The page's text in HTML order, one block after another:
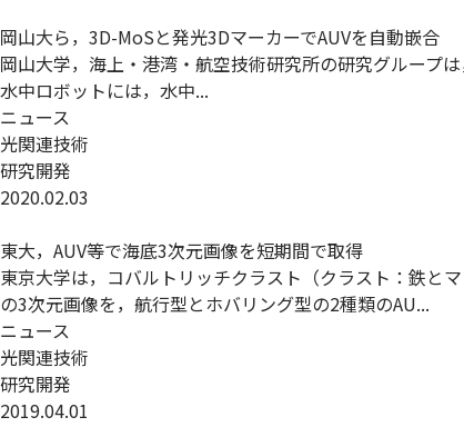
岡山大ら，3D-MoSと発光3DマーカーでAUVを自動嵌合
岡山大学，海上・港湾・航空技術研究所の研究グループ
水中ロボットには，水中...
ニュース
光関連技術
研究開発
2020.02.03
東大，AUV等で海底3次元画像を短期間で取得
東京大学は，コバルトリッチクラスト（クラスト：鉄と
の3次元画像を，航行型とホバリング型の2種類のAU...
ニュース
光関連技術
研究開発
2019.04.01